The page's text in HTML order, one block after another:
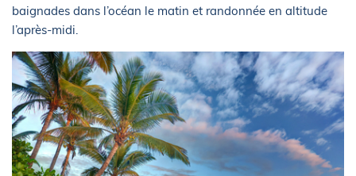
baignades dans l’océan le matin et randonnée en altitude
l’après-midi.